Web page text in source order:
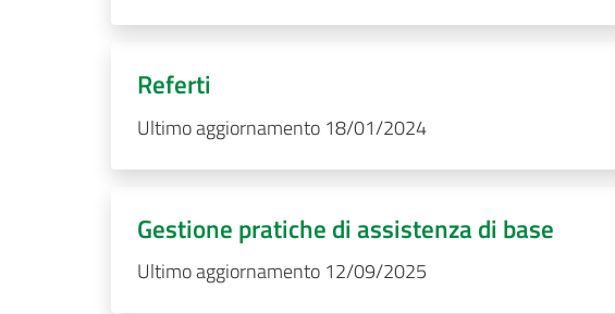
Referti
Ultimo aggiornamento 18/01/2024
Gestione pratiche di assistenza di base
Ultimo aggiornamento 12/09/2025